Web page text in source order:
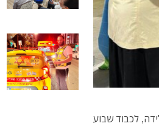
לכבוד שבוע